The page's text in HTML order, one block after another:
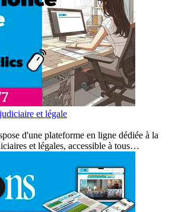
et légale
d'une plateforme en ligne dédiée à la
et légales, accessible à tous…